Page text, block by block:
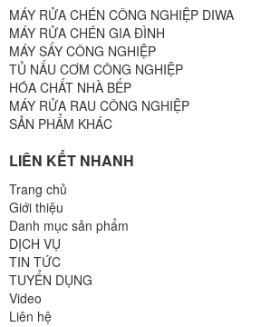
MÁY RỬA CHÉN CÔNG NGHIỆP DIWA
MÁY RỬA CHÉN GIA ĐÌNH
MÁY SẤY CÔNG NGHIỆP
TỦ NẤU CƠM CÔNG NGHIỆP
HÓA CHẤT NHÀ BẾP
MÁY RỬA RAU CÔNG NGHIỆP
SẢN PHẨM KHÁC
LIÊN KẾT NHANH
Trang chủ
Giới thiệu
Danh mục sản phẩm
DỊCH VỤ
TIN TỨC
TUYỂN DỤNG
Video
Liên hệ